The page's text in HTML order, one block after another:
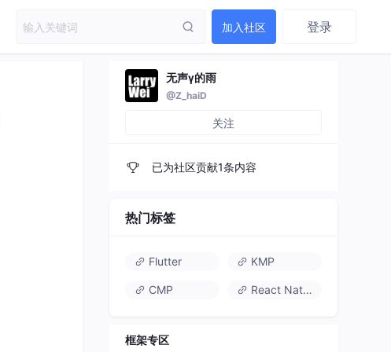
加入社区 登录
无声γ的雨
@Z_haiD
关注
已为社区贡献1条内容
热门标签
Flutter KMP
CMP React Native
框架专区